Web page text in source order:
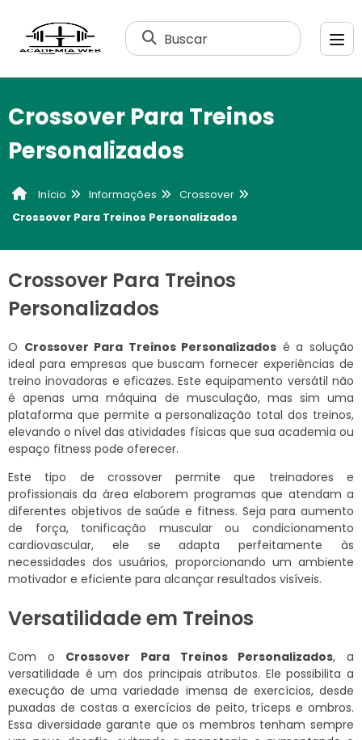
Buscar
Crossover Para Treinos
Personalizados
Início Informações
Crossover
Crossover Para Treinos Personalizados
Crossover Para Treinos
Personalizados
O Crossover Para Treinos Personalizados é a solução
ideal para empresas que buscam fornecer experiências de
treino inovadoras e eficazes. Este equipamento versátil não
é apenas uma máquina de musculação, mas sim uma
plataforma que permite a personalização total dos treinos,
elevando o nível das atividades físicas que sua academia ou
espaço fitness pode oferecer.
Este tipo de crossover permite que treinadores e
profissionais da área elaborem programas que atendam a
diferentes objetivos de saúde e fitness. Seja para aumento
de força, tonificação muscular ou condicionamento
cardiovascular, ele se adapta perfeitamente às
necessidades dos usuários, proporcionando um ambiente
motivador e eficiente para alcançar resultados visíveis.
Versatilidade em Treinos
Com o Crossover Para Treinos Personalizados, a
versatilidade é um dos principais atributos. Ele possibilita a
execução de uma variedade imensa de exercícios, desde
puxadas de costas a exercícios de peito, tríceps e ombros.
Essa diversidade garante que os membros tenham sempre